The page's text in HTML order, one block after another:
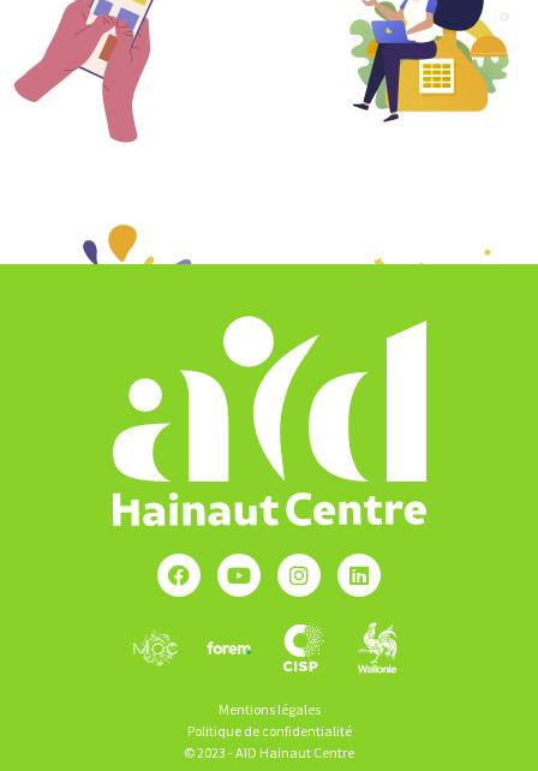
Mentions légales
Politique de confidentialité
© 2023 - AID Hainaut Centre